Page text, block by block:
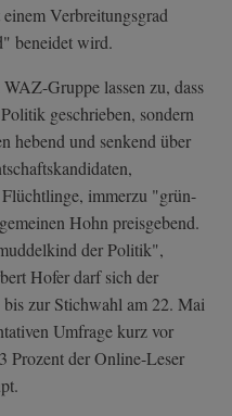
Verbreitungsgrad
beneidet wird.
Gruppe lassen zu, dass
geschrieben, sondern
hebend und senkend über
immerzu "grün-
Hohn preisgebend.
der Politik",
Hofer darf sich der
zur Stichwahl am 22. Mai
Umfrage kurz vor
Prozent der Online-Leser